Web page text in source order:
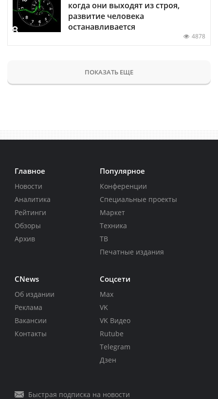
когда они выходят из строя,
развитие человека
останавливается
4878
ПОКАЗАТЬ ЕЩЕ
Главное
Новости
Аналитика
Рейтинги
Обзоры
Архив
Популярное
Конференции
Специальные проекты
Маркет
Техника
ТВ
Печатные издания
CNews
Об издании
Реклама
Вакансии
Контакты
Соцсети
Max
VK
VK Видео
Rutube
Telegram
Дзен
Быстрая подписка на новости